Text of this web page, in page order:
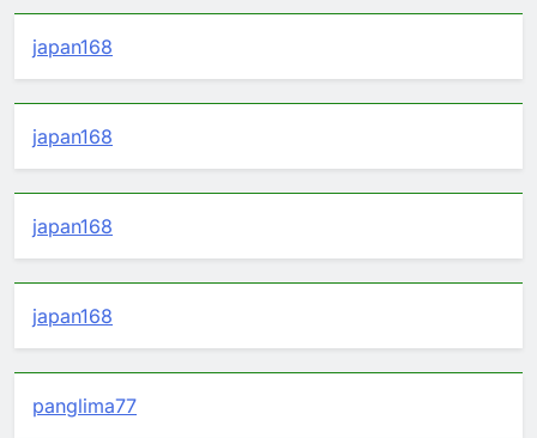
japan168
japan168
japan168
japan168
panglima77